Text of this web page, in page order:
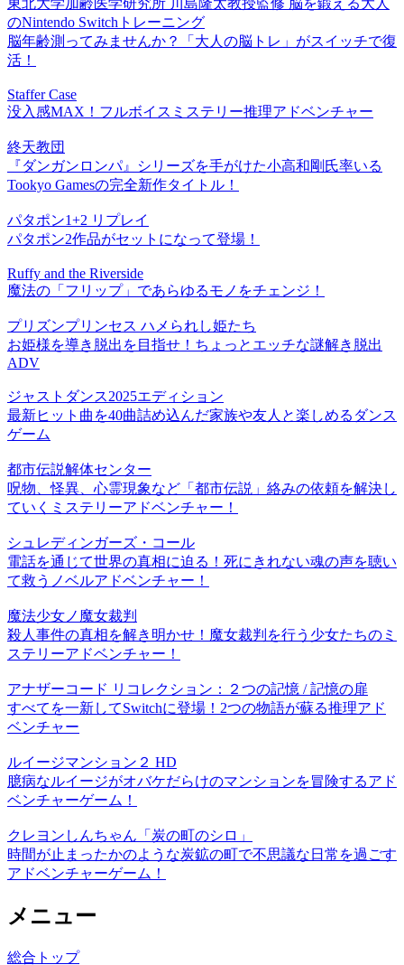
東北大学加齢医学研究所 川島隆太教授監修 脳を鍛える大人
のNintendo Switchトレーニング
脳年齢測ってみませんか？「大人の脳トレ」がスイッチで復
活！
Staffer Case
没入感MAX！フルボイスミステリー推理アドベンチャー
終天教団
『ダンガンロンパ』シリーズを手がけた小高和剛氏率いる
Tookyo Gamesの完全新作タイトル！
パタポン1+2 リプレイ
パタポン2作品がセットになって登場！
Ruffy and the Riverside
魔法の「フリップ」であらゆるモノをチェンジ！
プリズンプリンセス ハメられし姫たち
お姫様を導き脱出を目指せ！ちょっとエッチな謎解き脱出
ADV
ジャストダンス2025エディション
最新ヒット曲を40曲詰め込んだ家族や友人と楽しめるダンス
ゲーム
都市伝説解体センター
呪物、怪異、心霊現象など「都市伝説」絡みの依頼を解決し
ていくミステリーアドベンチャー！
シュレディンガーズ・コール
電話を通じて世界の真相に迫る！死にきれない魂の声を聴い
て救うノベルアドベンチャー！
魔法少女ノ魔女裁判
殺人事件の真相を解き明かせ！魔女裁判を行う少女たちのミ
ステリーアドベンチャー！
アナザーコード リコレクション：２つの記憶 / 記憶の扉
すべてを一新してSwitchに登場！2つの物語が蘇る推理アド
ベンチャー
ルイージマンション２ HD
臆病なルイージがオバケだらけのマンションを冒険するアド
ベンチャーゲーム！
クレヨンしんちゃん「炭の町のシロ」
時間が止まったかのような炭鉱の町で不思議な日常を過ごす
アドベンチャーゲーム！
メニュー
総合トップ